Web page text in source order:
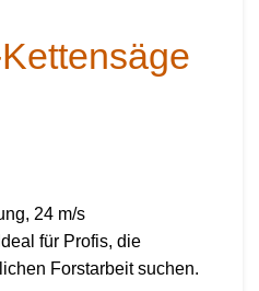
24 m/s
für Profis, die
Forstarbeit suchen.